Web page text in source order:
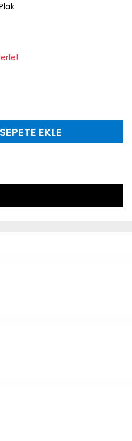
SEPETE EKLE